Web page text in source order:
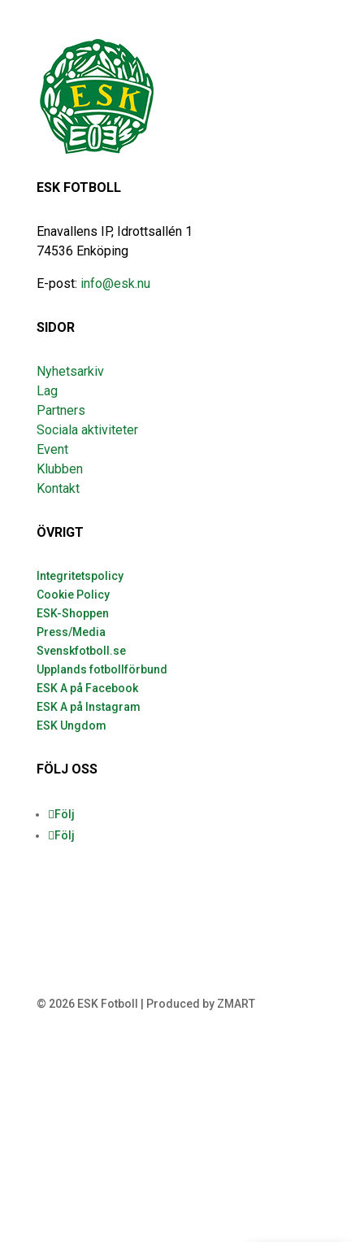
ESK FOTBOLL
Enavallens IP, Idrottsallén 1
74536 Enköping
E-post: info@esk.nu
SIDOR
Nyhetsarkiv
Lag
Partners
Sociala aktiviteter
Event
Klubben
Kontakt
ÖVRIGT
Integritetspolicy
Cookie Policy
ESK-Shoppen
Press/Media
Svenskfotboll.se
Upplands fotbollförbund
ESK A på Facebook
ESK A på Instagram
ESK Ungdom
FÖLJ OSS
Följ
Följ
© 2026 ESK Fotboll | Produced by ZMART